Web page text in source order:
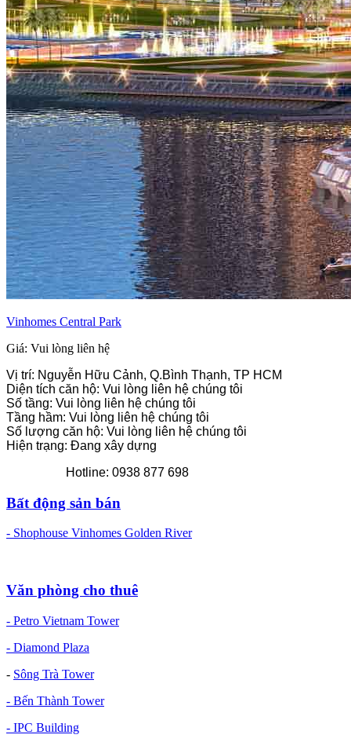
Vinhomes Central Park
Giá: Vui lòng liên hệ
Vị trí: Nguyễn Hữu Cảnh, Q.Bình Thạnh, TP HCM
Diện tích căn hộ: Vui lòng liên hệ chúng tôi
Số tầng: Vui lòng liên hệ chúng tôi
Tầng hầm: Vui lòng liên hệ chúng tôi
Số lượng căn hộ: Vui lòng liên hệ chúng tôi
Hiện trạng: Đang xây dựng
Hotline: 0938 877 698
Bất động sản bán
- Shophouse Vinhomes Golden River
Văn phòng cho thuê
- Petro Vietnam Tower
- Diamond Plaza
- Sông Trà Tower
- Bến Thành Tower
- IPC Building